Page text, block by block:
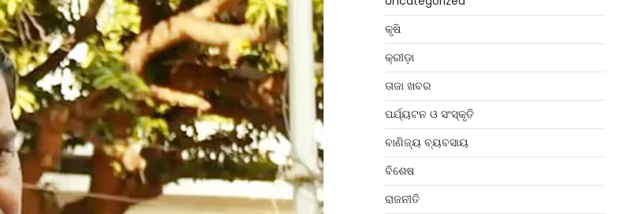
କୃଷି
କ୍ରୀଡ଼ା
ତାଜା ଖବର
ପର୍ଯ୍ୟଟନ ଓ ସଂସ୍କୃତି
ବାଣିଜ୍ୟ ବ୍ୟବସାୟ
ବିଶେଷ
ରାଜନୀତି